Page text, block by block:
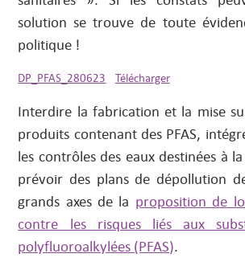
solution se trouve de toute
politique !
DP_PFAS_280623 Télécharger
Interdire la fabrication et la mise
produits contenant des PFAS,
les contrôles des eaux destinées à
prévoir des plans de dépollution
grands axes de la proposition de
contre les risques liés aux
polyfluoroalkylées (PFAS).